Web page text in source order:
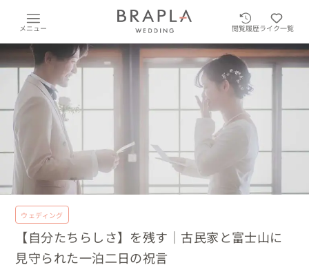
メニュー 閲覧履歴ライク一覧
ウェディング
【自分たちらしさ】を残す｜古民家と富士山に
見守られた一泊二日の祝言